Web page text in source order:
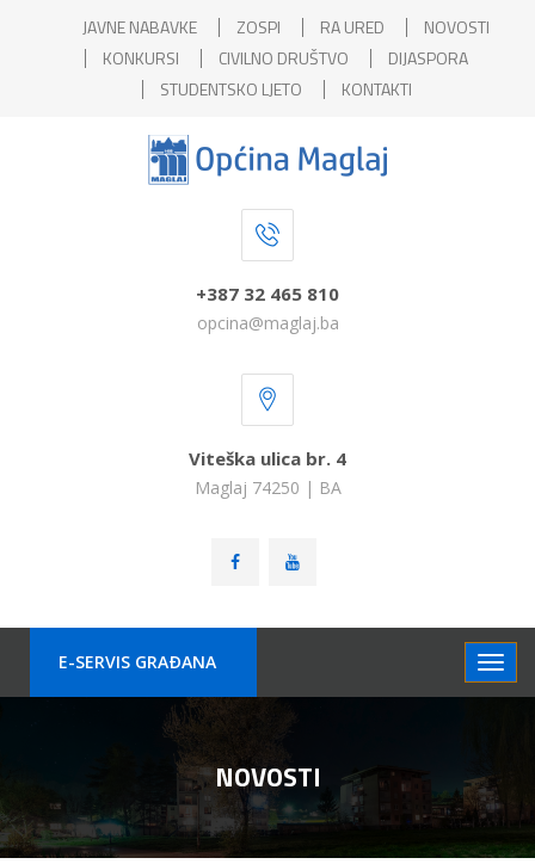
JAVNE NABAVKE ZOSPI RA URED
NOVOSTI
KONKURSI
CIVILNO DRUŠTVO
DIJASPORA
STUDENTSKO LJETO
KONTAKTI
+387 32 465 810
opcina@maglaj.ba
Viteška ulica br. 4
Maglaj 74250 | BA
E-SERVIS GRAÐANA
NOVOSTI